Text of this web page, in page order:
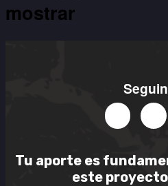
mostrar
Tu aporte es
este